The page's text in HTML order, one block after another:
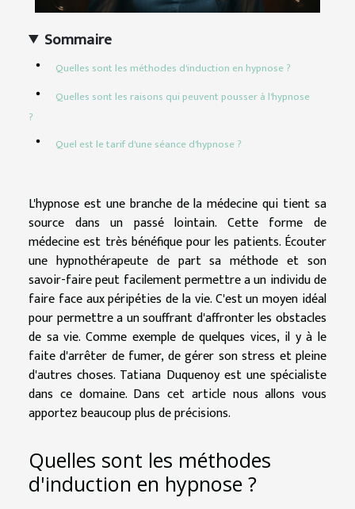
Sommaire
Quelles sont les méthodes d'induction en hypnose ?
Quelles sont les raisons qui peuvent pousser à l'hypnose
?
Quel est le tarif d'une séance d'hypnose ?
L'hypnose est une branche de la médecine qui tient sa
source dans un passé lointain. Cette forme de
médecine est très bénéfique pour les patients. Écouter
une hypnothérapeute de part sa méthode et son
savoir-faire peut facilement permettre a un individu de
faire face aux péripéties de la vie. C'est un moyen idéal
pour permettre a un souffrant d'affronter les obstacles
de sa vie. Comme exemple de quelques vices, il y à le
faite d'arrêter de fumer, de gérer son stress et pleine
d'autres choses. Tatiana Duquenoy est une spécialiste
dans ce domaine. Dans cet article nous allons vous
apportez beaucoup plus de précisions.
Quelles sont les méthodes
d'induction en hypnose ?